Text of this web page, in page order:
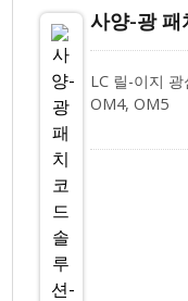
사양-광 패
LC 릴-이지
OM4, OM5